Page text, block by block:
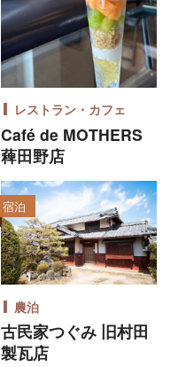
レストラン・カフェ
Café de MOTHERS
薭田野店
宿泊
農泊
古民家つぐみ 旧村田
製瓦店